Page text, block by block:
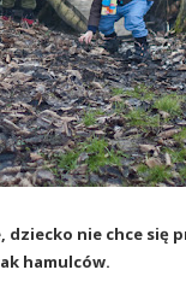
nie chce się
hamulców.